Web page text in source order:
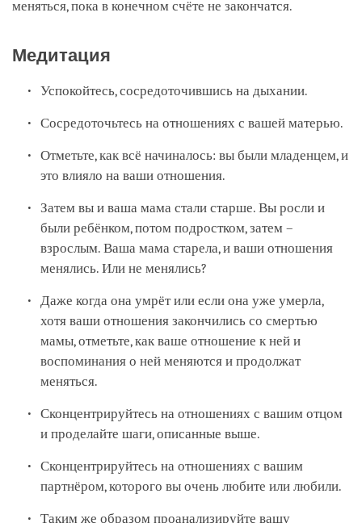
меняться, пока в конечном счёте не закончатся.
Медитация
Успокойтесь, сосредоточившись на дыхании.
Сосредоточьтесь на отношениях с вашей матерью.
Отметьте, как всё начиналось: вы были младенцем, и
это влияло на ваши отношения.
Затем вы и ваша мама стали старше. Вы росли и
были ребёнком, потом подростком, затем –
взрослым. Ваша мама старела, и ваши отношения
менялись. Или не менялись?
Даже когда она умрёт или если она уже умерла,
хотя ваши отношения закончились со смертью
мамы, отметьте, как ваше отношение к ней и
воспоминания о ней меняются и продолжат
меняться.
Сконцентрируйтесь на отношениях с вашим отцом
и проделайте шаги, описанные выше.
Сконцентрируйтесь на отношениях с вашим
партнёром, которого вы очень любите или любили.
Таким же образом проанализируйте вашу